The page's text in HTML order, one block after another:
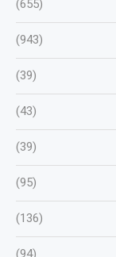
(655)
(943)
(39)
(43)
(39)
(95)
(136)